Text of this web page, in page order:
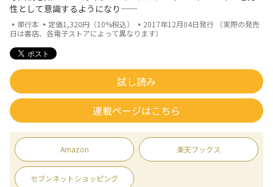
性として意識するようになり――
▪単行本 ▪定価1,320円（10%税込） ▪2017年12月04日発行 （実際の発売
日は書店、各電子ストアによって異なります）
試し読み
連載ページはこちら
Amazon 楽天ブックス
セブンネットショッピング